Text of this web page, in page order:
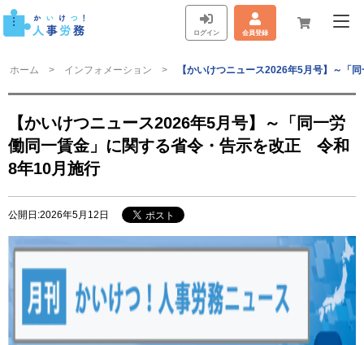
ログイン 会員登録
ホーム インフォメーション 【かいけつニュース2026年5月号】～「
【かいけつニュース2026年5月号】～「同一労
働同一賃金」に関する省令・告示を改正 令和
8年10月施行
公開日:2026年5月12日